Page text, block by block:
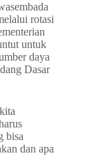
rotasi
untuk
daya
Dasar
bisa
dan apa